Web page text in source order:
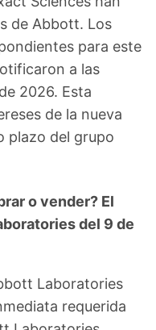
de Abbott. Los
para este
a las
2026. Esta
de la nueva
plazo del grupo
o vender? El
del 9 de
Laboratories
requerida